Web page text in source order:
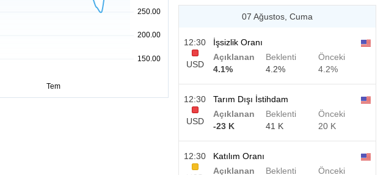
07 Ağustos, Cuma
12:30
USD
İşsizlik Oranı
Açıklanan
4.1%
Beklenti
4.2%
Önceki
4.2%
12:30
USD
Tarım Dışı İstihdam
Açıklanan
-23 K
Beklenti
41 K
Önceki
20 K
12:30
Katılım Oranı
Açıklanan
Beklenti
Önceki